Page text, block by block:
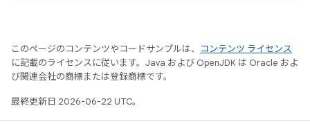
このページのコンテンツやコードサンプルは、
コンテンツ ライセンス
に記載のライセンスに従います。Java および OpenJDK は Oracle およ
び関連会社の商標または登録商標です。
最終更新日 2026-06-22 UTC。